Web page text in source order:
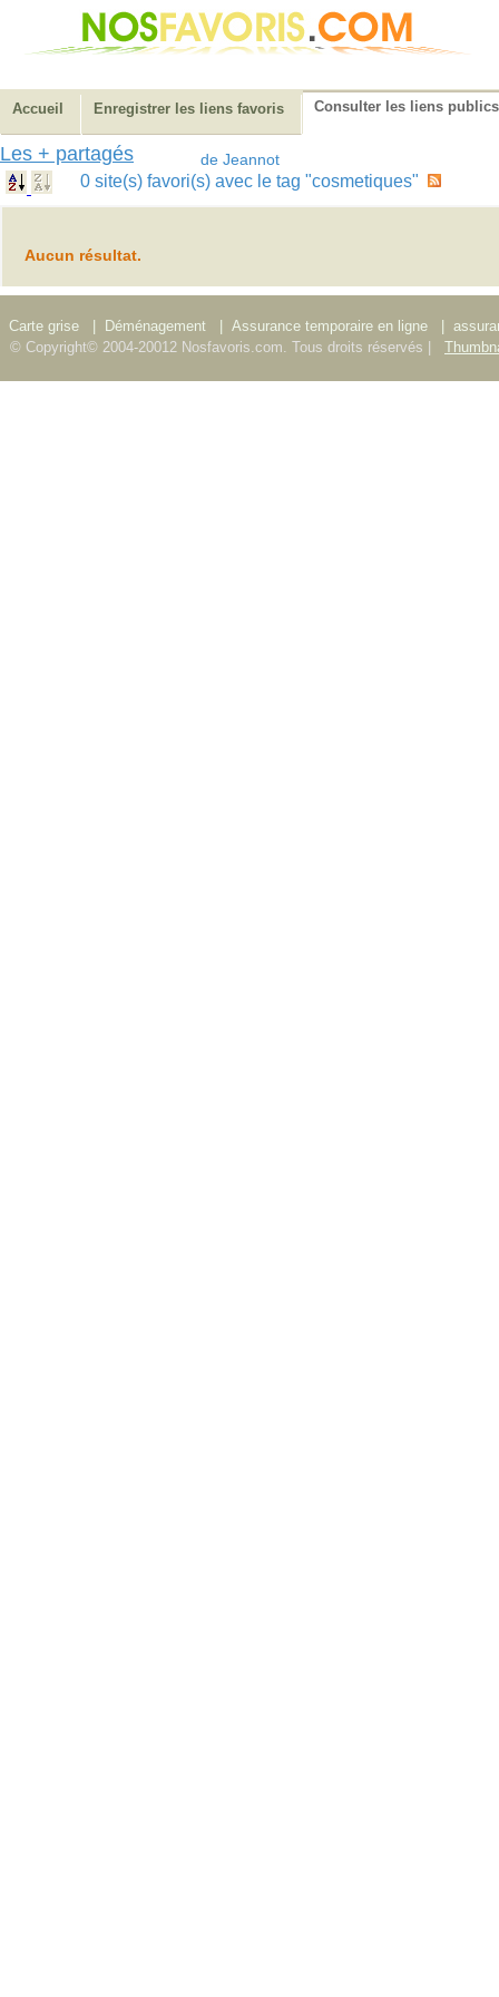
Accueil Enregistrer les liens favoris Consulter les liens publics
Les + partagés de Jeannot
0 site(s) favori(s) avec le tag "cosmetiques"
Aucun résultat.
Carte grise Déménagement Assurance temporaire en ligne
© Copyright© 2004-20012 Nosfavoris.com. Tous droits réservés |